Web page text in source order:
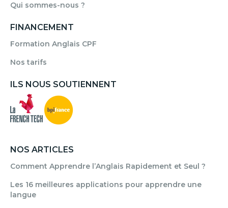
Qui sommes-nous ?
FINANCEMENT
Formation Anglais CPF
Nos tarifs
ILS NOUS SOUTIENNENT
NOS ARTICLES
Comment Apprendre l’Anglais Rapidement et Seul ?
Les 16 meilleures applications pour apprendre une
langue